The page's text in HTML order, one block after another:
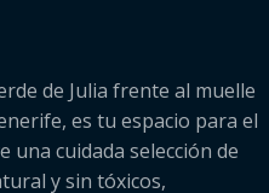
de Julia frente al muelle
es tu espacio para el
una cuidada selección de
y sin tóxicos,